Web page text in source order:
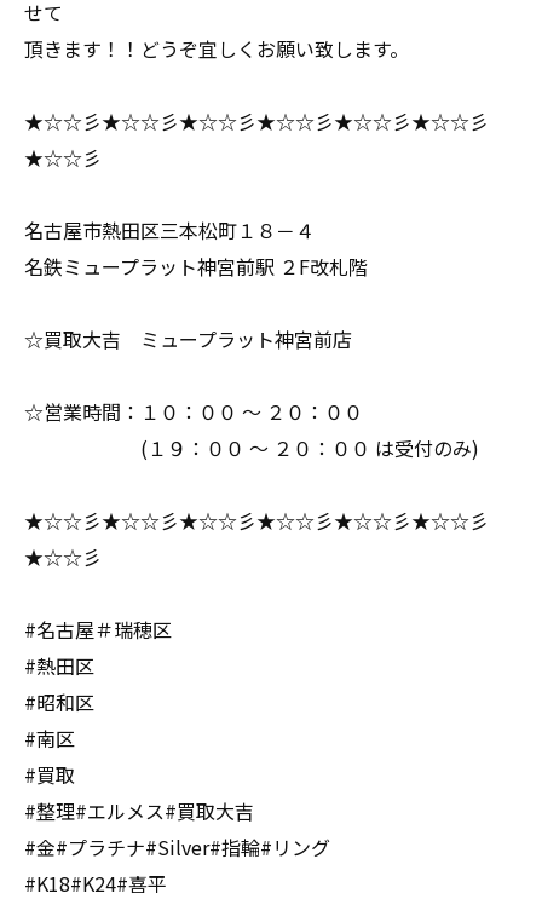
せて
頂きます！！どうぞ宜しくお願い致します。
★☆☆彡★☆☆彡★☆☆彡★☆☆彡★☆☆彡★☆☆彡
★☆☆彡
名古屋市熱田区三本松町１８－４
名鉄ミュープラット神宮前駅 ２F改札階
☆買取大吉 ミュープラット神宮前店
☆営業時間：１０：００ ～ ２０：００
(１９：００ ～ ２０：００ は受付のみ)
★☆☆彡★☆☆彡★☆☆彡★☆☆彡★☆☆彡★☆☆彡
★☆☆彡
#名古屋＃瑞穂区
#熱田区
#昭和区
#南区
#買取
#整理#エルメス#買取大吉
#金#プラチナ#Silver#指輪#リング
#K18#K24#喜平